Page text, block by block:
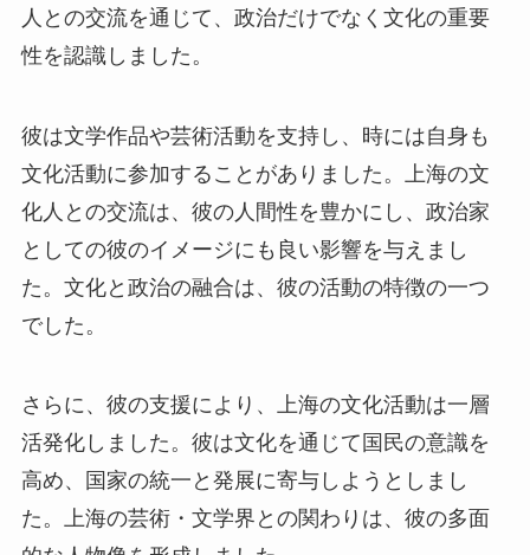
人との交流を通じて、政治だけでなく文化の重要
性を認識しました。
彼は文学作品や芸術活動を支持し、時には自身も
文化活動に参加することがありました。上海の文
化人との交流は、彼の人間性を豊かにし、政治家
としての彼のイメージにも良い影響を与えまし
た。文化と政治の融合は、彼の活動の特徴の一つ
でした。
さらに、彼の支援により、上海の文化活動は一層
活発化しました。彼は文化を通じて国民の意識を
高め、国家の統一と発展に寄与しようとしまし
た。上海の芸術・文学界との関わりは、彼の多面